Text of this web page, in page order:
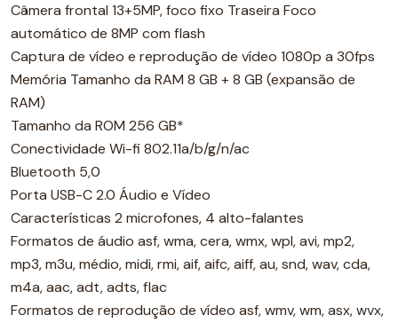
Câmera frontal 13+5MP, foco fixo Traseira Foco
automático de 8MP com flash
Captura de vídeo e reprodução de vídeo 1080p a 30fps
Memória Tamanho da RAM 8 GB + 8 GB (expansão de
RAM)
Tamanho da ROM 256 GB*
Conectividade Wi-fi 802.11a/b/g/n/ac
Bluetooth 5,0
Porta USB-C 2.0 Áudio e Vídeo
Características 2 microfones, 4 alto-falantes
Formatos de áudio asf, wma, cera, wmx, wpl, avi, mp2,
mp3, m3u, médio, midi, rmi, aif, aifc, aiff, au, snd, wav, cda,
m4a, aac, adt, adts, flac
Formatos de reprodução de vídeo asf, wmv, wm, asx, wvx,